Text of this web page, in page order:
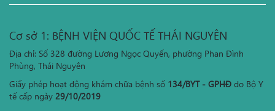
Cơ sở 1: BỆNH VIỆN QUỐC TẾ THÁI NGUYÊN
Địa chỉ: Số 328 đường Lương Ngọc Quyến, phường Phan Đình
Phùng, Thái Nguyên
Giấy phép hoạt động khám chữa bệnh số 134/BYT - GPHĐ do Bộ Y
tế cấp ngày 29/10/2019